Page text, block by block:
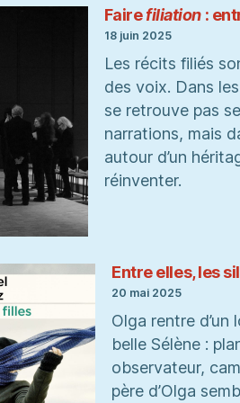
Fairefiliation :
18 juin 2025
Les récits filiés
des voix. Dans
se retrouve pas
narrations, mais
autour d’un
réinventer.
Entre elles, les
20 mai 2025
Olga rentre
belle Sélène :
observateur,
père d’Olga